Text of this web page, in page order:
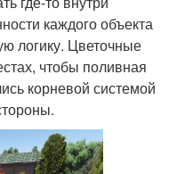
каждого объекта
логику. Цветочные
чтобы поливная
корневой системой